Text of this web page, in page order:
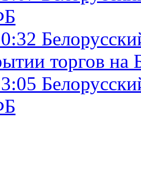
торгов